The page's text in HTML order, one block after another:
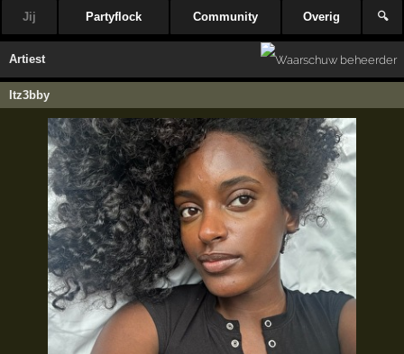
Jij Partyflock Community Overig 🔍
Artiest
Itz3bby